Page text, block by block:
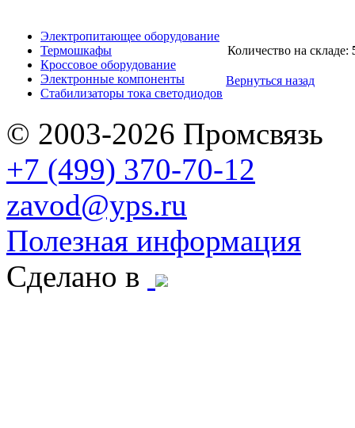
Электропитающее оборудование
Термошкафы
Кроссовое оборудование
Электронные компоненты
Стабилизаторы тока светодиодов
Количество на складе:
Вернуться назад
© 2003-2026 Промсвязь
+7 (499) 370-70-12
zavod@yps.ru
Полезная информация
Сделано в